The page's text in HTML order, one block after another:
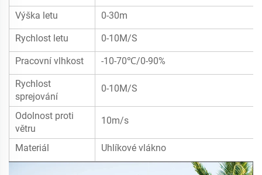
Výška letu 0-30m
Rychlost letu 0-10M/S
Pracovní vlhkost -10-70℃/0-90%
Rychlost
sprejování
0-10M/S
Odolnost proti
větru
10m/s
Materiál Uhlíkové vlákno